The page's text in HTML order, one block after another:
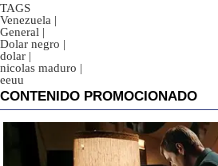
TAGS
Venezuela |
General |
Dolar negro |
dolar |
nicolas maduro |
eeuu